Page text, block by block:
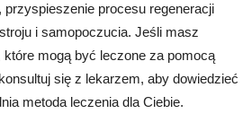
przyspieszenie procesu regeneracji
i samopoczucia. Jeśli masz
mogą być leczone za pomocą
się z lekarzem, aby dowiedzieć
metoda leczenia dla Ciebie.